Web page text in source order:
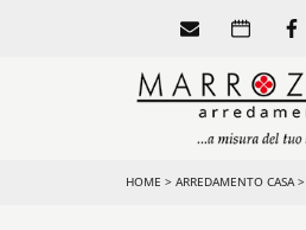
HOME > ARREDAMENTO CASA>